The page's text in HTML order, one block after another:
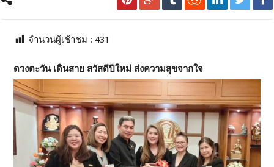
จำนวนผู้เช้าชม : 431
ดวงตะวัน เดินสาย สวัสดีปีใหม่ ส่งความสุขจากใจ